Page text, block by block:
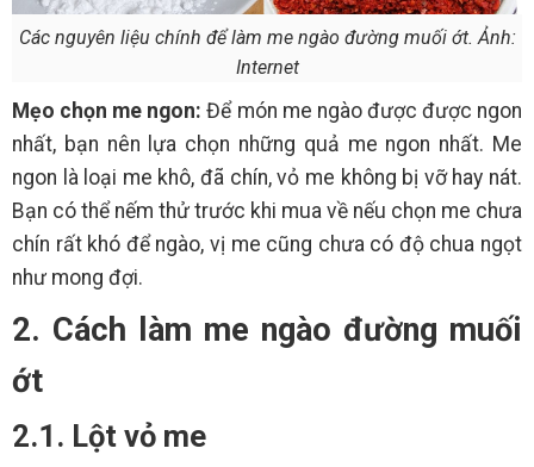
Các nguyên liệu chính để làm me ngào đường muối ớt. Ảnh:
Internet
Mẹo chọn me ngon: Để món me ngào được được ngon
nhất, bạn nên lựa chọn những quả me ngon nhất. Me
ngon là loại me khô, đã chín, vỏ me không bị vỡ hay nát.
Bạn có thể nếm thử trước khi mua về nếu chọn me chưa
chín rất khó để ngào, vị me cũng chưa có độ chua ngọt
như mong đợi.
2. Cách làm me ngào đường muối
ớt
2.1. Lột vỏ me